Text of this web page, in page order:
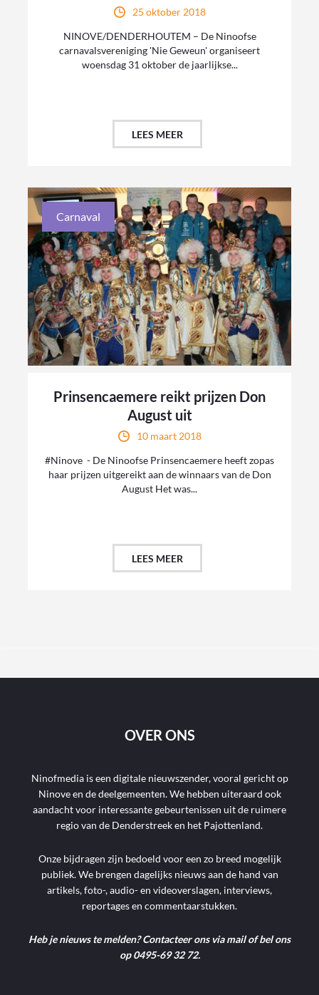
25 oktober 2018
NINOVE/DENDERHOUTEM – De Ninoofse
carnavalsvereniging 'Nie Geweun' organiseert
woensdag 31 oktober de jaarlijkse...
LEES MEER
Carnaval
Prinsencaemere reikt prijzen Don
August uit
10 maart 2018
#Ninove - De Ninoofse Prinsencaemere heeft zopas
haar prijzen uitgereikt aan de winnaars van de Don
August Het was...
LEES MEER
OVER ONS
Ninofmedia is een digitale nieuwszender, vooral gericht op
Ninove en de deelgemeenten. We hebben uiteraard ook
aandacht voor interessante gebeurtenissen uit de ruimere
regio van de Denderstreek en het Pajottenland.
Onze bijdragen zijn bedoeld voor een zo breed mogelijk
publiek. We brengen dagelijks nieuws aan de hand van
artikels, foto-, audio- en videoverslagen, interviews,
reportages en commentaarstukken.
Heb je nieuws te melden? Contacteer ons via mail of bel ons
op 0495-69 32 72.